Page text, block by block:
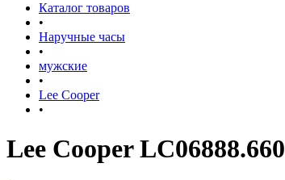
Каталог товаров
•
Наручные часы
•
мужские
•
Lee Cooper
•
Lee Cooper LC06888.660